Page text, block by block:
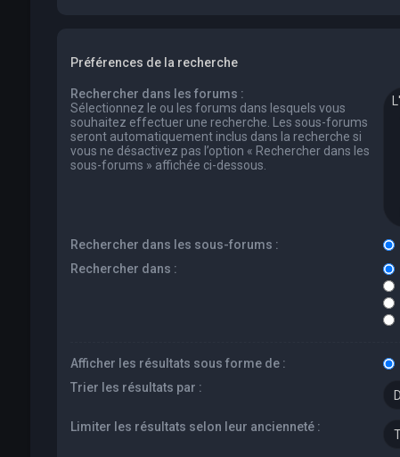
Préférences de la recherche
Rechercher dans les forums :
Sélectionnez le ou les forums dans lesquels vous
souhaitez effectuer une recherche. Les sous-forums
seront automatiquement inclus dans la recherche si
vous ne désactivez pas l’option « Rechercher dans les
sous-forums » affichée ci-dessous.
Rechercher dans les sous-forums :
Rechercher dans :
Afficher les résultats sous forme de :
Trier les résultats par :
Limiter les résultats selon leur ancienneté :